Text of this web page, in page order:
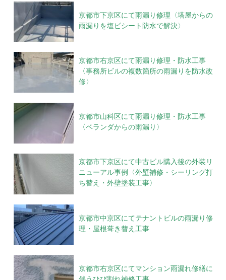
京都市下京区にて雨漏り修理〈塔屋からの
雨漏りを塩ビシート防水で解決〉
京都市右京区にて雨漏り修理・防水工事
〈事務所ビルの複数箇所の雨漏りを防水改
修〉
京都市山科区にて雨漏り修理・防水工事
〈ベランダからの雨漏り〉
京都市下京区にて中古ビル購入後の外装リ
ニューアル事例〈外壁補修・シーリング打
ち替え・外壁塗装工事〉
京都市中京区にてテナントビルの雨漏り修
理・屋根葺き替え工事
京都市右京区にてマンション雨漏れ修繕に